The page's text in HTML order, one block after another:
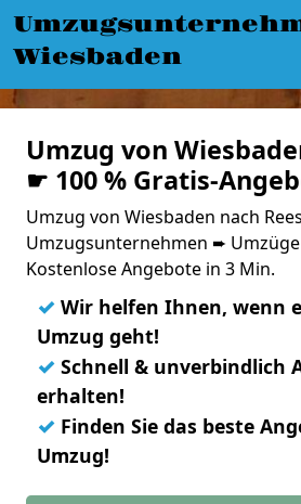
Wiesbaden
Umzug von
☛ 100 % Gratis-
Umzug von Wiesbaden nach
Umzugsunternehmen ➨ Umzüge
Kostenlose Angebote in 3 Min.
✓ Wir helfen Ihnen, wenn
Umzug geht!
✓ Schnell & unverbindlich
erhalten!
✓ Finden Sie das beste
Umzug!